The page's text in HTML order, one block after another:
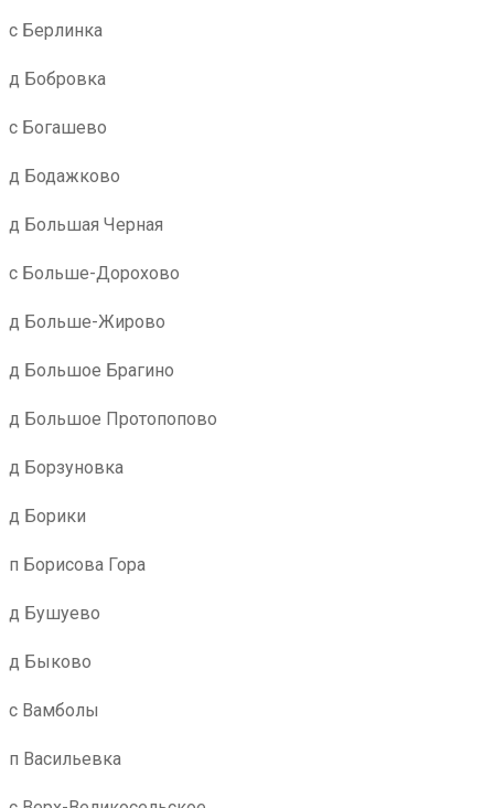
с Берлинка
д Бобровка
с Богашево
д Бодажково
д Большая Черная
с Больше-Дорохово
д Больше-Жирово
д Большое Брагино
д Большое Протопопово
д Борзуновка
д Борики
п Борисова Гора
д Бушуево
д Быково
с Вамболы
п Васильевка